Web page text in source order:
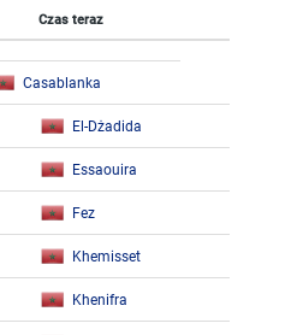
Czas teraz
Casablanka
El-Dżadida
Essaouira
Fez
Khemisset
Khenifra